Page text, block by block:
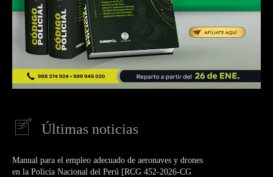
Últimas noticias
Manual para el empleo adecuado de aeronaves y drones
en la Policía Nacional del Perú [RCG 452-2026-CG